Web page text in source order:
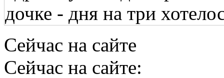
дочке - дня на три
Сейчас на сайте
Сейчас на сайте: